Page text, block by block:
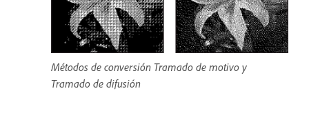
Métodos de conversión Tramado de motivo y
Tramado de difusión